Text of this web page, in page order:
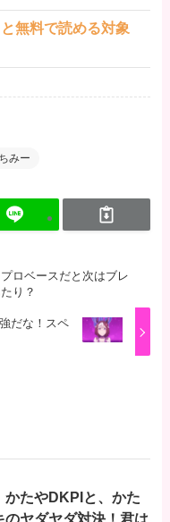
無料で読める対象
みー
ロベースだと次はブレ
り？
だな！スペ
かたやDKPIと、かた